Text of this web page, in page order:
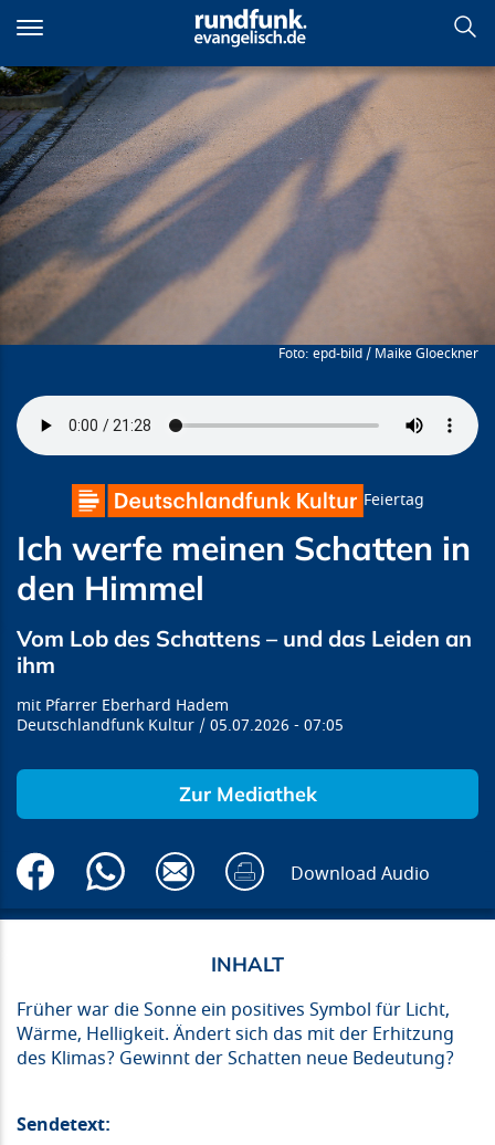
zum
Inhalt
Ich werfe meinen Schatten in
den Himmel
epd-bild / Maike Gloeckner
Feiertag
Ich werfe meinen Schatten in
den Himmel
Vom Lob des Schattens – und das Leiden an
ihm
Pfarrer Eberhard Hadem
Deutschlandfunk Kultur
05.07.2026 07:05
Zur Mediathek
Download Audio
Früher war die Sonne ein positives Symbol für Licht,
Wärme, Helligkeit. Ändert sich das mit der Erhitzung
des Klimas? Gewinnt der Schatten neue Bedeutung?
Sendetext: